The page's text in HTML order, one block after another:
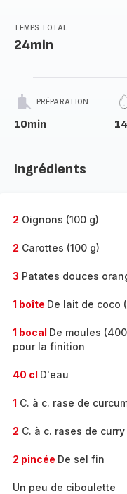
TEMPS TOTAL
24min
PRÉPARATION
10min
Ingrédients
2 Oignons (100 g)
2 Carottes (100 g)
3 Patates douces
1 boîte De lait de coco
1 bocal De moules
pour la finition
40 cl D'eau
1 C. à c. rase de
2 C. à c. rases de
2 pincée De sel fin
Un peu de ciboulette